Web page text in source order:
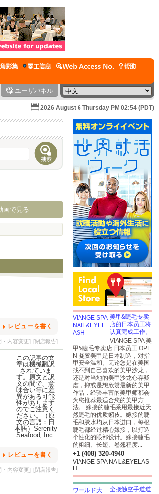
ユーザパネル
2026 August 6 Thursday PM 02:54 (PDT)
画で見る
レビューを書く
・内容変更] [閉店報告]
レビューを書く
・内容変更] [閉店報告]
美甲&睫毛专卖
店的日本员工将
认真完成工作。
VIANGE SPA 美
甲&睫毛专卖店 日本员工 OPE
N 凝胶美甲是日本制造，对指
甲安全温和。无论您是在美国
找不到自己喜欢的美甲沙龙，
还是对当地的美甲沙龙心存疑
虑，抑或是想欣赏最新的美甲
作品，经验丰富的美甲师都会
为您推荐最适合您的美甲方
法。 嫁接的睫毛采用最接近天
然睫毛的优质貂皮。嫁接的睫
毛和胶水均从日本进口，每根
睫毛都经过精心嫁接，以打造
个性化的眼部设计。嫁接睫毛
的粗细、长短、卷翘程度...
+1 (408) 320-4940
VIANGE SPA NAIL&EYELAS
H
全接触空手道道